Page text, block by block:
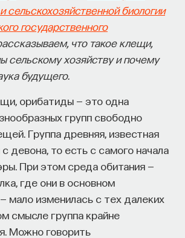
сельскохозяйственной биологии
государственного
что такое клещи,
сельскому хозяйству и почему
будущего.
орибатиды — это одна
групп свободно
Группа древняя, известная
девона, то есть с самого начала
При этом среда обитания —
где они в основном
мало изменилась с тех далеких
смысле группа крайне
Можно говорить
понять мир, в котором
собственные
об окружающей
и познавать самого себя?
другие вопросы можно найти,
курс «Философский поиск:
убедятся в том, что
— это не только каскад
но и набор
необходимых для
вы: